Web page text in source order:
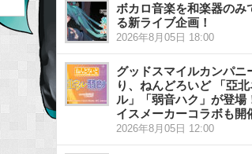
ボカロ音楽を和楽器のみ
る新ライブ企画！
2026年8月05日 18:00
グッドスマイルカンパニ
り、ねんどろいど 「亞北
ル」「弱音ハク」が登場
イスメーカーコラボも開
2026年8月05日 12:00